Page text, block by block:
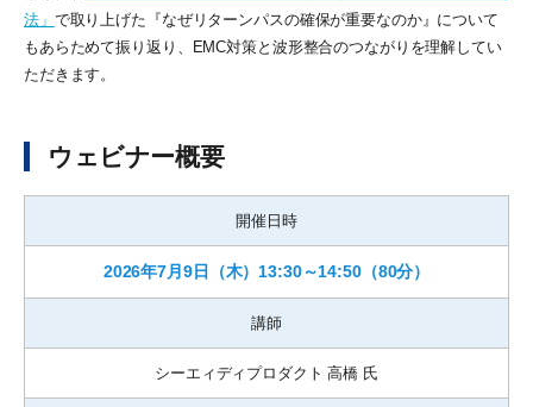
法」 で取り上げた『なぜリターンパスの確保が重要なのか』について
もあらためて振り返り、EMC対策と波形整合のつながりを理解してい
ただきます。
ウェビナー概要
開催日時
2026年7月9日（木）13:30～14:50（80分）
講師
シーエィディプロダクト 高橋 氏